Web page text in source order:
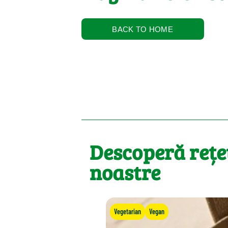
BACK TO HOME
Descoperă
noastre
Vegetarian Vegan